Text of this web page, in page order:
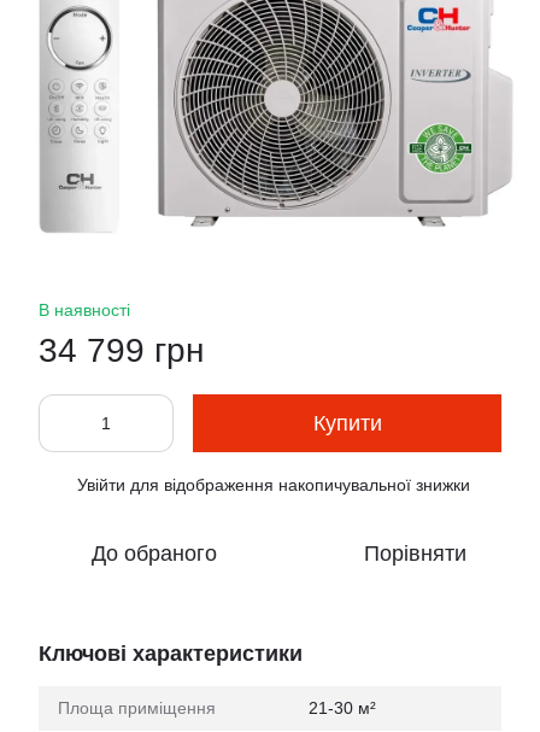
В наявності
34 799 грн
Купити
Увійти для відображення накопичувальної знижки
До обраного Порівняти
Ключові характеристики
Площа приміщення 21-30 м²